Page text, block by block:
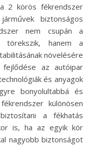
2 körös fékrendszer
biztonságos
nem csupán a
törekszik, hanem a
növelésére
fejlődése az autóipar
és anyagok
bonyolultabbá és
különösen
a fékhatás
is, ha az egyik kör
nagyobb biztonságot